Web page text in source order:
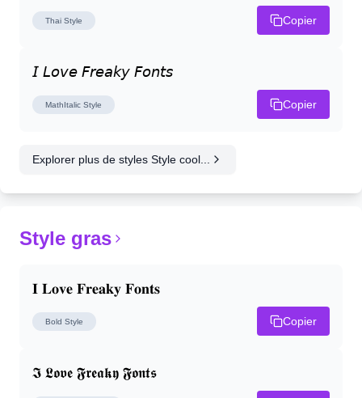
Thai Style Copier
𝘐 𝘓𝘰𝘷𝘦 𝘍𝘳𝘦𝘢𝘬𝘺 𝘍𝘰𝘯𝘵𝘴
MathItalic Style Copier
Explorer plus de styles Style cool...
Style gras
𝐈 𝐋𝐨𝐯𝐞 𝐅𝐫𝐞𝐚𝐤𝐲 𝐅𝐨𝐧𝐭𝐬
Bold Style Copier
𝕴 𝕷𝖔𝖛𝖊 𝕱𝖗𝖊𝖆𝖐𝖞 𝕱𝖔𝖓𝖙𝖘